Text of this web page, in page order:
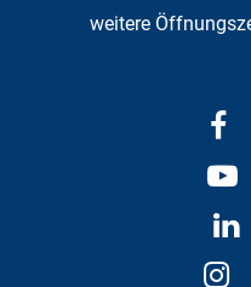
weitere